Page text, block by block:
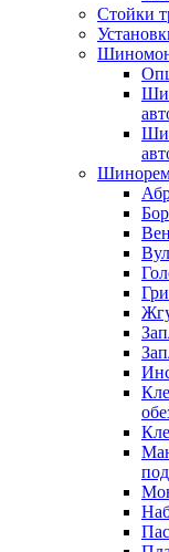
Стойки